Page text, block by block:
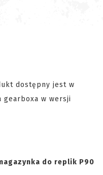
dostępny jest w
gearboxa w wersji
do replik P90